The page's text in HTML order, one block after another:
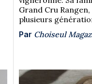
Grand Cru
plusieurs
Par Choiseul